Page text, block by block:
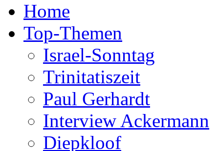
Home
Top-Themen
Israel-Sonntag
Trinitatiszeit
Paul Gerhardt
Interview Ackermann
Diepkloof